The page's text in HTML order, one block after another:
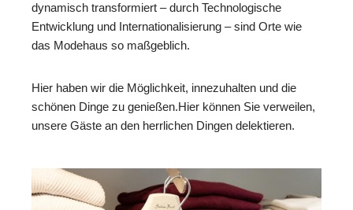
dynamisch transformiert – durch Technologische
Entwicklung und Internationalisierung – sind Orte wie
das Modehaus so maßgeblich.
Hier haben wir die Möglichkeit, innezuhalten und die
schönen Dinge zu genießen.Hier können Sie verweilen,
unsere Gäste an den herrlichen Dingen delektieren.